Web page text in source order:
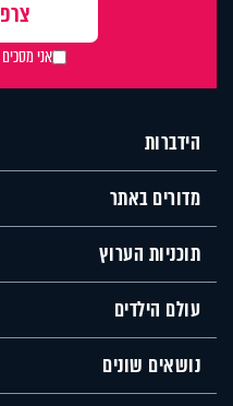
אני מסכים
הידברות
מדורים באתר
תוכניות הערוץ
עולם הילדים
נושאים שונים